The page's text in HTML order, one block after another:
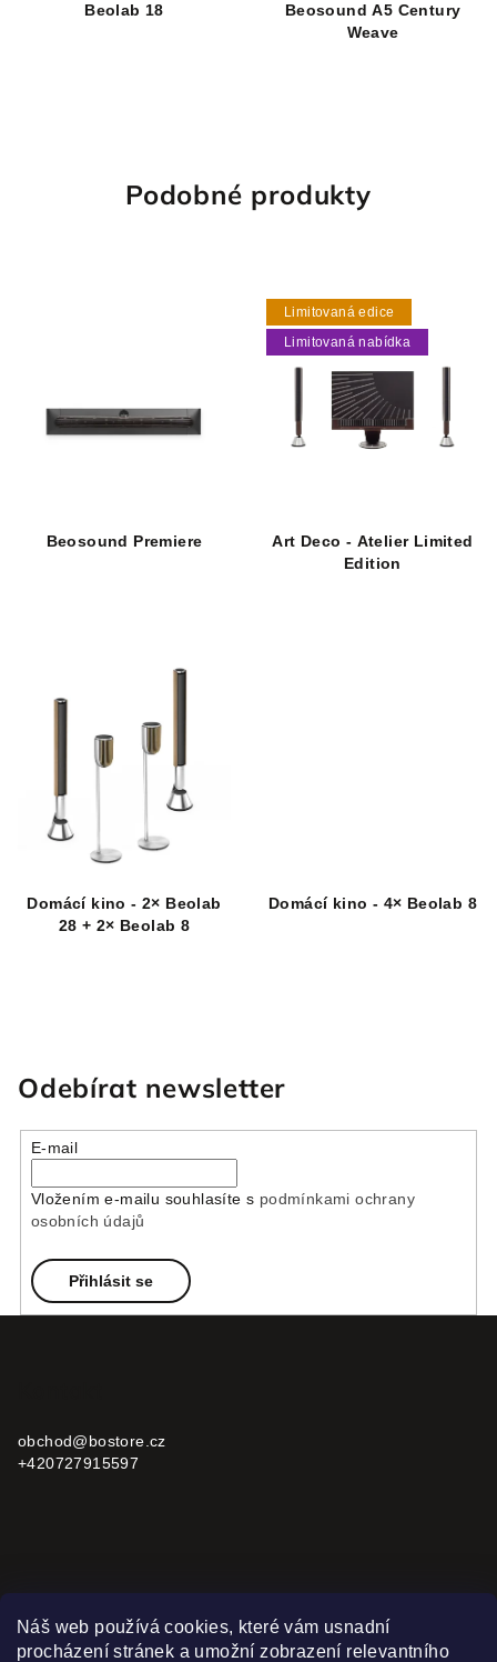
Náš web používá cookies, které vám usnadní
procházení stránek a umožní zobrazení relevantního
Beolab 18
Beosound A5 Century
Weave
Podobné produkty
Beosound Premiere
Limitovaná edice
Limitovaná nabídka
Art Deco - Atelier Limited
Edition
Domácí kino - 2× Beolab
28 + 2× Beolab 8
Domácí kino - 4× Beolab 8
Odebírat newsletter
E-mail
Vložením e-mailu souhlasíte s podmínkami ochrany
osobních údajů
Přihlásit se
obchod@bostore.cz
+420727915597
Informace pro vás